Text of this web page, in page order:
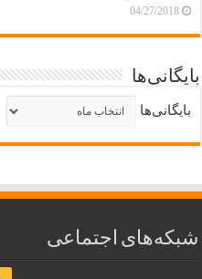
04/27/2018
بایگانی‌ها
بایگانی‌ها
شبکه‌های اجتماعی